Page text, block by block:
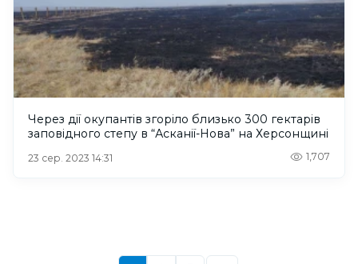
Через дії окупантів згоріло близько 300 гектарів
заповідного степу в “Асканії-Нова” на Херсонщині
23 сер. 2023 14:31 1,707